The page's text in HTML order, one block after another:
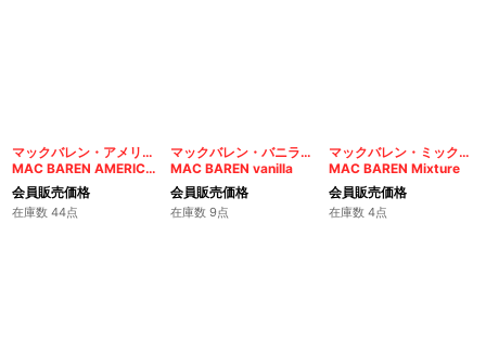
マックバレン・アメリカンブレンド
MAC BAREN AMERICAN BLEND
会員販売価格
在庫数 44点
マックバレン・バニラ・クリーム
MAC BAREN vanilla
会員販売価格
在庫数 9点
マックバレン・ミックスチュア
MAC BAREN Mixture
会員販売価格
在庫数 4点